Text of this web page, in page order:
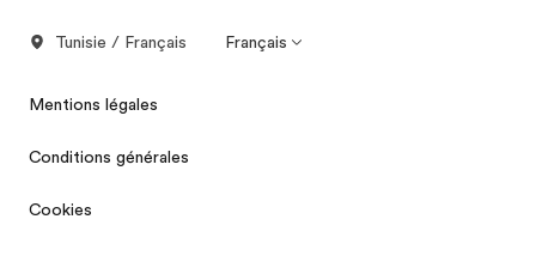
Tunisie / Français Français
Mentions légales
Conditions générales
Cookies